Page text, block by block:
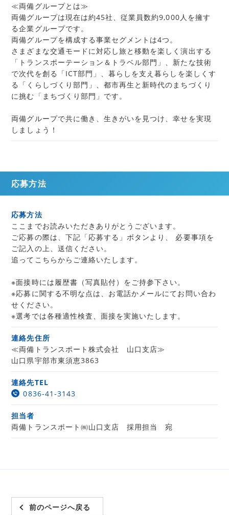
≪両備グループとは≫
両備グループは現在は約45社、従業員数約9,000人を擁す
る企業グループです。
両備グループを構成する事業セグメントは4つ。
さまざまな交通モードに対応し旅と移動を楽しく演出する
「トランスポーテーション＆トラベル部門」、新たな技術
で次代を創る「ICT部門」、暮らしを支え暮らしを楽しくす
る「くらしづくり部門」、都市再生と新時代のまちづくり
に挑む「まちづくり部門」です。
両備グループで共に働き、生きがいを見つけ、幸せを実現
しましょう！
応募方法
応募方法
ここまでお読みいただきありがとうございます。
ご応募の際は、下記「応募する」ボタンより、 必要事項を
ご記入の上、送信ください。
追ってこちらからご連絡いたします。
※面接時には履歴書（写真貼付）をご持参下さい。
※応募に関する不明な点は、お電話かメールにてお問い合わ
せください。
※選考では各種適性検査、面接を実施いたします。
連絡先住所
≪両備トランスポート株式会社 山口支店≫
山口県宇部市東須恵3863
連絡先TEL
0836-41-3143
担当者
両備トランスポート㈱山口支店 採用担当 宛
前のページへ戻る